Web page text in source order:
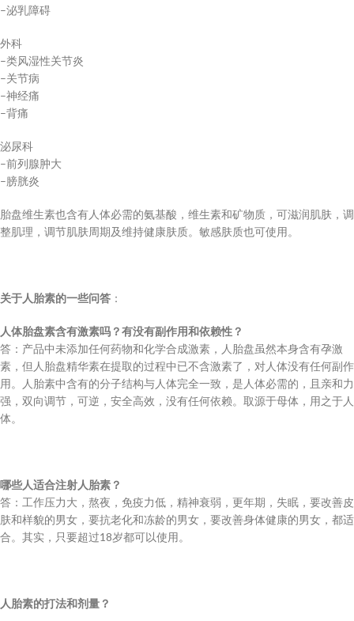
–泌乳障碍
外科
–类风湿性关节炎
–关节病
–神经痛
–背痛
泌尿科
–前列腺肿大
–膀胱炎
胎盘维生素也含有人体必需的氨基酸，维生素和矿物质，可滋润肌肤，调
整肌理，调节肌肤周期及维持健康肤质。敏感肤质也可使用。
关于人胎素的一些问答 ：
人体胎盘素含有激素吗？有没有副作用和依赖性？
答：产品中未添加任何药物和化学合成激素，人胎盘虽然本身含有孕激
素，但人胎盘精华素在提取的过程中已不含激素了，对人体没有任何副作
用。人胎素中含有的分子结构与人体完全一致，是人体必需的，且亲和力
强，双向调节，可逆，安全高效，没有任何依赖。取源于母体，用之于人
体。
哪些人适合注射人胎素？
答：工作压力大，熬夜，免疫力低，精神衰弱，更年期，失眠，要改善皮
肤和样貌的男女，要抗老化和冻龄的男女，要改善身体健康的男女，都适
合。其实，只要超过18岁都可以使用。
人胎素的打法和剂量？